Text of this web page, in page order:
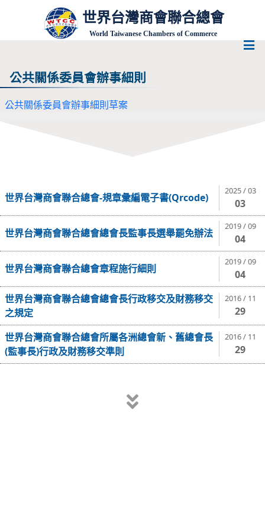
世界台灣商會聯合總會
World Taiwanese Chambers of Commerce
公共關係委員會辦事細則
公共關係委員會辦事細則草案
世界台灣商會聯合總會-規章彙編電子書(Qrcode)
2025 / 03
03
世界台灣商會聯合總會總會長監事長選舉罷免辦法
2019 / 09
04
世界台灣商會聯合總會章程施行細則
2019 / 09
04
世界台灣商會聯合總會總會長行政移交及財務移交
之規定
2016 / 11
29
世界台灣商會聯合總會所屬各洲總會新、舊總會長
(監事長)行政及財務移交準則
2016 / 11
29